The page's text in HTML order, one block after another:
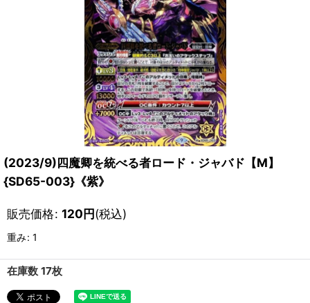
(2023/9)四魔卿を統べる者ロード・ジャバド【M】
{SD65-003}《紫》
販売価格: 120円(税込)
重み: 1
在庫数 17枚